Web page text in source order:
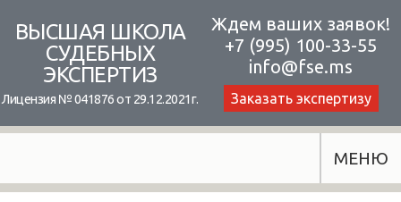
content
ВЫСШАЯ ШКОЛА
СУДЕБНЫХ
ЭКСПЕРТИЗ
Лицензия № 041876 от 29.12.2021г.
Ждем ваших заявок!
+7 (995) 100-33-55
info@fse.ms
Заказать экспертизу
МЕНЮ